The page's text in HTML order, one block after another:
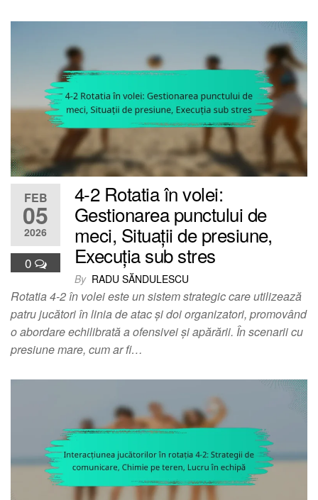
FEB
05
2026
0
4-2 Rotatia în volei:
Gestionarea punctului de
meci, Situații de presiune,
Execuția sub stres
By RADU SĂNDULESCU
Rotatia 4-2 în volei este un sistem strategic care utilizează
patru jucători în linia de atac și doi organizatori, promovând
o abordare echilibrată a ofensivei și apărării. În scenarii cu
presiune mare, cum ar fi…